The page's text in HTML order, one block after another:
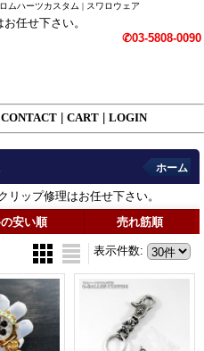
ムハーツカスタム | スワロウェア
任せ下さい。
✆03-5808-0090
CONTACT CART LOGIN
ップ修理はお任せ下さい。
ホーム
安い順 売れ筋順
表示件数: